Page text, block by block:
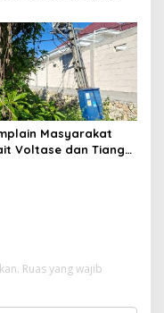
Masyarakat
Voltase dan Tiang
Ruas yang wajib